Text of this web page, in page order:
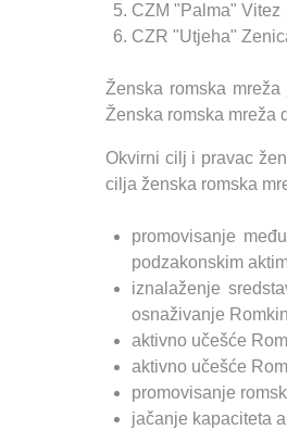
CZM "Palma" Vitez
CZR "Utjeha"
Ženska romska
Ženska romska mreža
Okvirni cilj i pravac
cilja ženska romska
promovisanje
podzakonskim
iznalaženje
osnaživanje
aktivno učešće
aktivno učešće
promovisanje
jačanje kapaciteta